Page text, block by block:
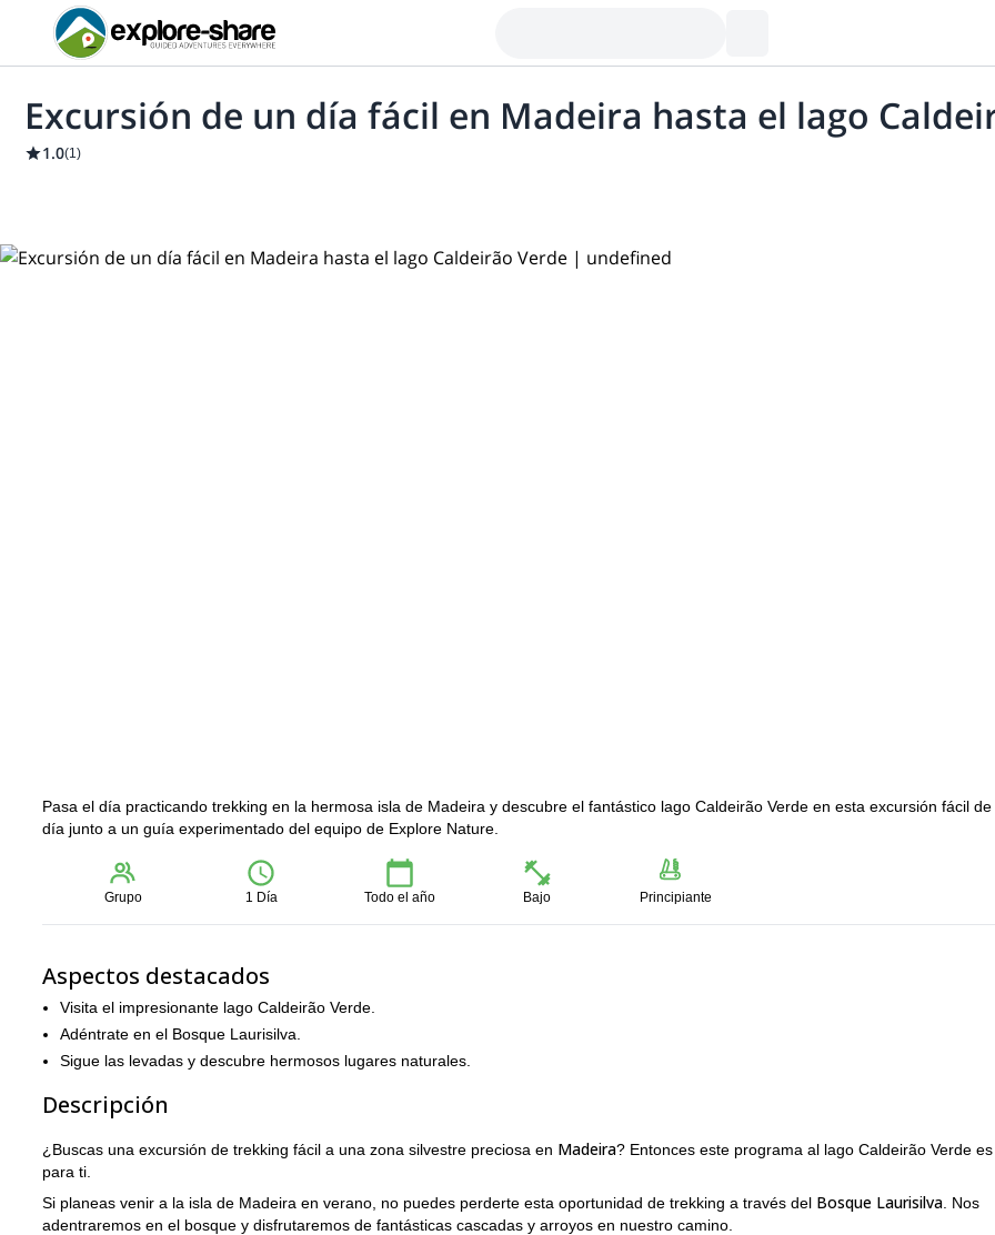
Excursión de un día fácil en Madeira hasta el lago
1.0(1)
Pasa el día practicando trekking en la hermosa isla de Madeira y descubre el fantástico lago Caldeirão Verde en esta excursión fácil de
día junto a un guía experimentado del equipo de Explore Nature.
Grupo 1 Día Todo el año Bajo Principiante
Aspectos destacados
Visita el impresionante lago Caldeirão Verde.
Adéntrate en el Bosque Laurisilva.
Sigue las levadas y descubre hermosos lugares naturales.
Descripción
¿Buscas una excursión de trekking fácil a una zona silvestre preciosa en Madeira? Entonces este programa al lago Caldeirão Verde
para ti.
Si planeas venir a la isla de Madeira en verano, no puedes perderte esta oportunidad de trekking a través del Bosque Laurisilva . Nos
adentraremos en el bosque y disfrutaremos de fantásticas cascadas y arroyos en nuestro camino.